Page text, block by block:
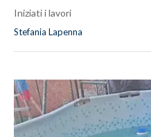
Iniziati i lavori
Stefania Lapenna